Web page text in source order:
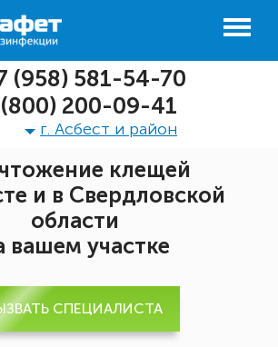
(958) 581-54-70
200-09-41
г. Асбест и район
клещей
и в Свердловской
области
вашем участке
СПЕЦИАЛИСТА